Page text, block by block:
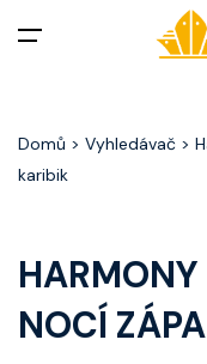
Akční nabídky
Zážitky z
Domů > Vyhledávač >
karibik
NOCÍ